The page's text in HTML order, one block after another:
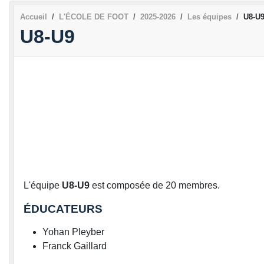
Accueil L'ÉCOLE DE FOOT 2025-2026 Les équipes U8-U9
U8-U9
L'équipe U8-U9 est composée de 20 membres.
ÉDUCATEURS
Yohan Pleyber
Franck Gaillard